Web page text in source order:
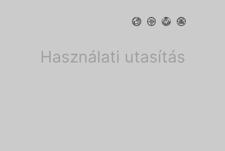
Használati utasítás